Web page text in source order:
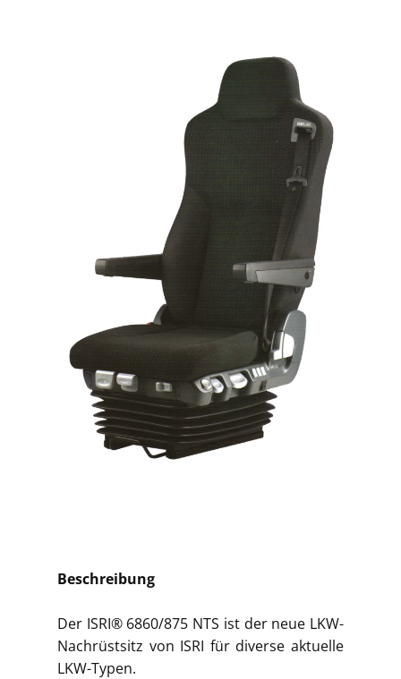
Beschreibung
Der ISRI® 6860/875 NTS ist der neue LKW-
Nachrüstsitz von ISRI für diverse aktuelle
LKW-Typen.